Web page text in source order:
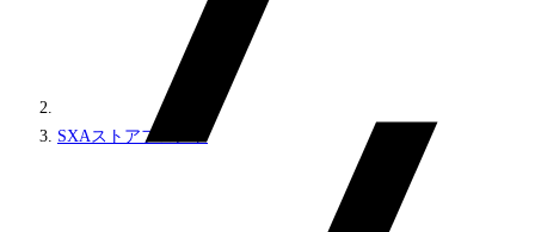
SXAストアフロント